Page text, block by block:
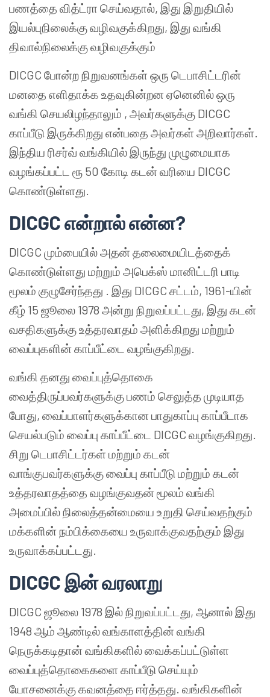
பணத்தை வித்ட்ரா செய்வதால், இது இறுதியில்
இயல்புநிலைக்கு வழிவகுக்கிறது, இது வங்கி
திவால்நிலைக்கு வழிவகுக்கும்
DICGC போன்ற நிறுவனங்கள் ஒரு டெபாசிட்டரின்
மனதை எளிதாக்க உதவுகின்றன ஏனெனில் ஒரு
வங்கி செயலிழந்தாலும் , அவர்களுக்கு DICGC
காப்பீடு இருக்கிறது என்பதை அவர்கள் அறிவார்கள்.
இந்திய ரிசர்வ் வங்கியில் இருந்து முழுமையாக
வழங்கப்பட்ட ரூ 50 கோடி கடன் வரியை DICGC
கொண்டுள்ளது.
DICGCஎன்றால் என்ன?
DICGC மும்பையில் அதன் தலைமையிடத்தைக்
கொண்டுள்ளது மற்றும் அபெக்ஸ் மானிட்டரி பாடி
மூலம் குழுசேர்ந்தது . இது DICGC சட்டம், 1961-யின்
கீழ் 15 ஜூலை 1978 அன்று நிறுவப்பட்டது, இது கடன்
வசதிகளுக்கு உத்தரவாதம் அளிக்கிறது மற்றும்
வைப்புகளின் காப்பீட்டை வழங்குகிறது.
வங்கி தனது வைப்புத்தொகை
வைத்திருப்பவர்களுக்கு பணம் செலுத்த முடியாத
போது, வைப்பாளர்களுக்கான பாதுகாப்பு காப்பீடாக
செயல்படும் வைப்பு காப்பீட்டை DICGC வழங்குகிறது.
சிறு டெபாசிட்டர்கள் மற்றும் கடன்
வாங்குபவர்களுக்கு வைப்பு காப்பீடு மற்றும் கடன்
உத்தரவாதத்தை வழங்குவதன் மூலம் வங்கி
அமைப்பில் நிலைத்தன்மையை உறுதி செய்வதற்கும்
மக்களின் நம்பிக்கையை உருவாக்குவதற்கும் இது
உருவாக்கப்பட்டது.
DICGC இன்வரலாறு
DICGC ஜூலை 1978 இல் நிறுவப்பட்டது, ஆனால் இது
1948 ஆம் ஆண்டில் வங்காளத்தின் வங்கி
நெருக்கடிதான் வங்கிகளில் வைக்கப்பட்டுள்ள
வைப்புத்தொகைகளை காப்பீடு செய்யும்
யோசனைக்கு கவனத்தை ஈர்த்தது. வங்கிகளின்